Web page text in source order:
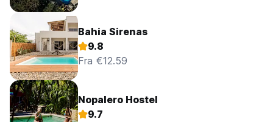
Bahia Sirenas
9.8
Fra €12.59
Nopalero Hostel
9.7